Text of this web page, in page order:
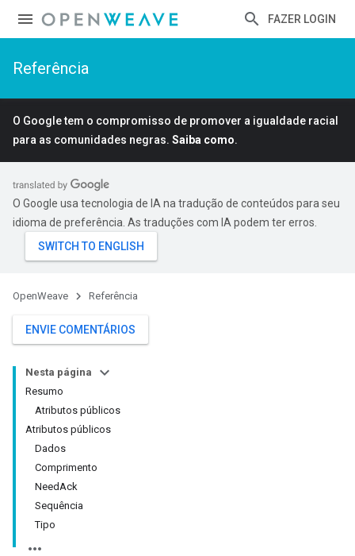
FAZER LOGIN
Referência
O Google tem o compromisso de promover a igualdade racial
para as comunidades negras. Saiba como.
O Google usa tecnologia de IA na tradução de conteúdos para seu
idioma de preferência. As traduções com IA podem ter erros.
OpenWeave Referência
ENVIE COMENTÁRIOS
Nesta página
Resumo
Atributos públicos
Atributos públicos
Dados
Comprimento
NeedAck
Sequência
Tipo